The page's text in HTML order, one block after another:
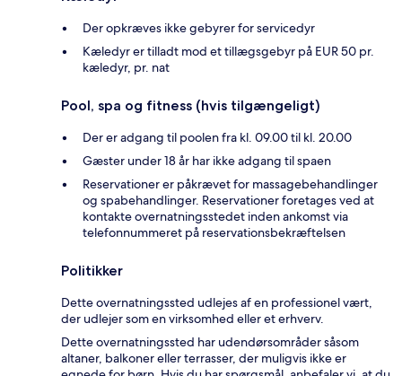
Der opkræves ikke gebyrer for servicedyr
Kæledyr er tilladt mod et tillægsgebyr på EUR 50 pr.
kæledyr, pr. nat
Pool, spa og fitness (hvis tilgængeligt)
Der er adgang til poolen fra kl. 09.00 til kl. 20.00
Gæster under 18 år har ikke adgang til spaen
Reservationer er påkrævet for massagebehandlinger
og spabehandlinger. Reservationer foretages ved at
kontakte overnatningsstedet inden ankomst via
telefonnummeret på reservationsbekræftelsen
Politikker
Dette overnatningssted udlejes af en professionel vært,
der udlejer som en virksomhed eller et erhverv.
Dette overnatningssted har udendørsområder såsom
altaner, balkoner eller terrasser, der muligvis ikke er